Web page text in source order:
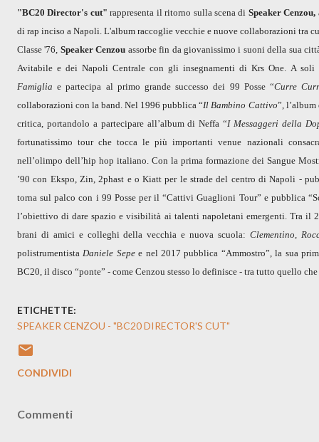
"BC20 Director's cut"rappresenta il ritorno sulla scena di Speaker Cenzou,
di rap inciso a Napoli. L'album raccoglie vecchie e nuove collaborazioni tra
Classe '76, Speaker Cenzou assorbe fin da giovanissimo i suoni della sua
Avitabile e dei Napoli Centrale con gli insegnamenti di Krs One. A
Famiglia e partecipa al primo grande successo dei 99 Posse “Curre
collaborazioni con la band. Nel 1996 pubblica “Il Bambino Cattivo”,
critica, portandolo a partecipare all’album di Neffa “I Messaggeri della
fortunatissimo tour che tocca le più importanti venue nazionali
nell’olimpo dell’hip hop italiano. Con la prima formazione dei Sangue
’90 con Ekspo, Zin, 2phast e o Kiatt per le strade del centro di Napoli -
torna sul palco con i 99 Posse per il “Cattivi Guaglioni Tour” e pubblica
l’obiettivo di dare spazio e visibilità ai talenti napoletani emergenti. Tra il
brani di amici e colleghi della vecchia e nuova scuola: Clementino,
polistrumentista Daniele Sepee nel 2017 pubblica “Ammostro”, la sua
BC20, il disco “ponte” - come Cenzou stesso lo definisce - tra tutto quello
ETICHETTE:
SPEAKER CENZOU - "BC20 DIRECTOR'S CUT"
CONDIVIDI
Commenti